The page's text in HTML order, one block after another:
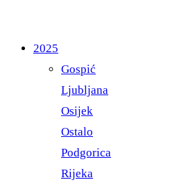
2025
Gospić
Ljubljana
Osijek
Ostalo
Podgorica
Rijeka